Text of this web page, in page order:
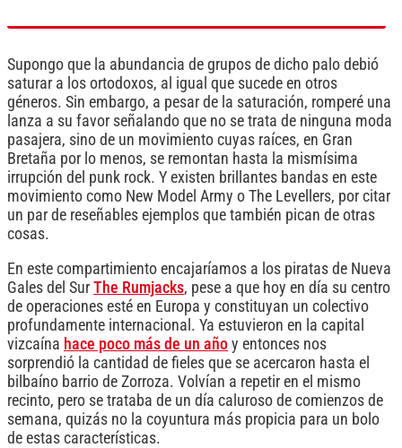
Supongo que la abundancia de grupos de dicho palo debió
saturar a los ortodoxos, al igual que sucede en otros
géneros. Sin embargo, a pesar de la saturación, romperé una
lanza a su favor señalando que no se trata de ninguna moda
pasajera, sino de un movimiento cuyas raíces, en Gran
Bretaña por lo menos, se remontan hasta la mismísima
irrupción del punk rock. Y existen brillantes bandas en este
movimiento como New Model Army o The Levellers, por citar
un par de reseñables ejemplos que también pican de otras
cosas.
En este compartimiento encajaríamos a los piratas de Nueva
Gales del Sur The Rumjacks, pese a que hoy en día su centro
de operaciones esté en Europa y constituyan un colectivo
profundamente internacional. Ya estuvieron en la capital
vizcaína hace poco más de un año y entonces nos
sorprendió la cantidad de fieles que se acercaron hasta el
bilbaíno barrio de Zorroza. Volvían a repetir en el mismo
recinto, pero se trataba de un día caluroso de comienzos de
semana, quizás no la coyuntura más propicia para un bolo
de estas características.